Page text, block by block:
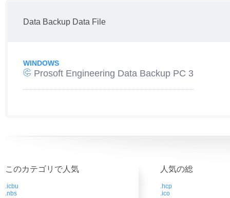
Data Backup Data File
WINDOWS
Prosoft Engineering Data Backup PC 3
このカテゴリで人気
.icbu
.nbs
人気の総
.hcp
.ico